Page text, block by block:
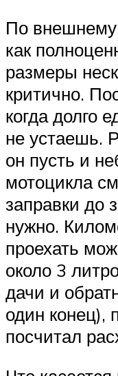
По
как
размеры
критично.
когда долго
не устаешь.
он пусть и
мотоцикла
заправки до
нужно.
проехать
около 3
дачи и
один конец),
посчитал